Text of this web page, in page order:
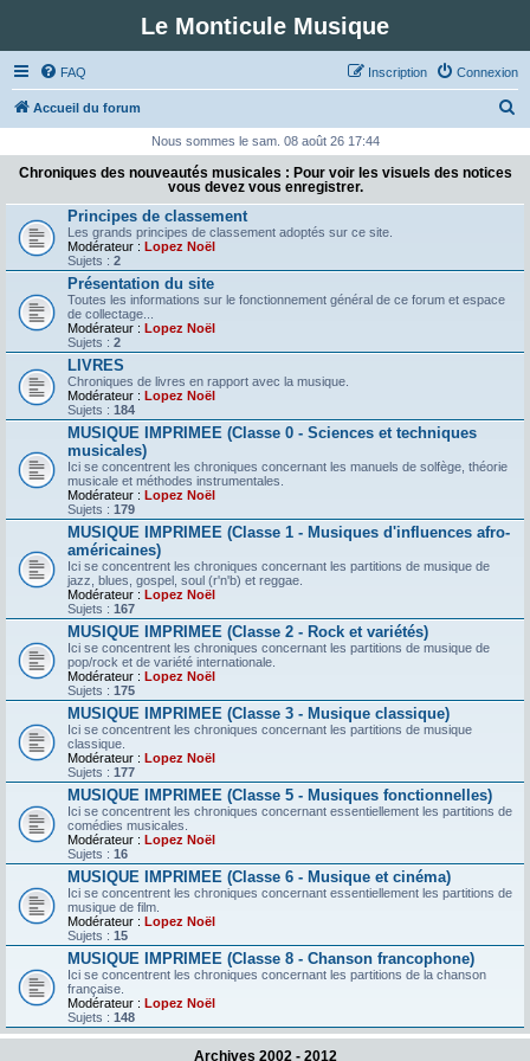
Le Monticule Musique
FAQ Connexion
Inscription
Accueil du forum
c
Nous sommes le sam. 08 août 26 17:44
Chroniques des nouveautés musicales : Pour voir les visuels des notices
vous devez vous enregistrer.
Principes de classement
Les grands principes de classement adoptés sur ce site.
Modérateur : Lopez Noël
Sujets : 2
Présentation du site
Toutes les informations sur le fonctionnement général de ce forum et espace
de collectage...
Modérateur : Lopez Noël
Sujets : 2
LIVRES
Chroniques de livres en rapport avec la musique.
Modérateur : Lopez Noël
Sujets : 184
MUSIQUE IMPRIMEE (Classe 0 - Sciences et techniques
musicales)
Ici se concentrent les chroniques concernant les manuels de solfège, théorie
musicale et méthodes instrumentales.
Modérateur : Lopez Noël
Sujets : 179
MUSIQUE IMPRIMEE (Classe 1 - Musiques d'influences afro-
américaines)
Ici se concentrent les chroniques concernant les partitions de musique de
jazz, blues, gospel, soul (r'n'b) et reggae.
Modérateur : Lopez Noël
Sujets : 167
MUSIQUE IMPRIMEE (Classe 2 - Rock et variétés)
Ici se concentrent les chroniques concernant les partitions de musique de
pop/rock et de variété internationale.
Modérateur : Lopez Noël
Sujets : 175
MUSIQUE IMPRIMEE (Classe 3 - Musique classique)
Ici se concentrent les chroniques concernant les partitions de musique
classique.
Modérateur : Lopez Noël
Sujets : 177
MUSIQUE IMPRIMEE (Classe 5 - Musiques fonctionnelles)
Ici se concentrent les chroniques concernant essentiellement les partitions de
comédies musicales.
Modérateur : Lopez Noël
Sujets : 16
MUSIQUE IMPRIMEE (Classe 6 - Musique et cinéma)
Ici se concentrent les chroniques concernant essentiellement les partitions de
musique de film.
Modérateur : Lopez Noël
Sujets : 15
MUSIQUE IMPRIMEE (Classe 8 - Chanson francophone)
Ici se concentrent les chroniques concernant les partitions de la chanson
française.
Modérateur : Lopez Noël
Sujets : 148
Archives 2002 - 2012